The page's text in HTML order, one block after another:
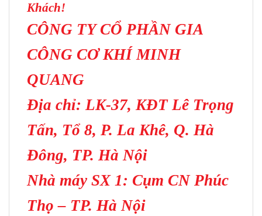
Khách!
CÔNG TY CỔ PHẦN GIA
CÔNG CƠ KHÍ MINH
QUANG
Địa chỉ: LK-37, KĐT Lê Trọng
Tấn, Tổ 8, P. La Khê, Q. Hà
Đông, TP. Hà Nội
Nhà máy SX 1: Cụm CN Phúc
Thọ – TP. Hà Nội